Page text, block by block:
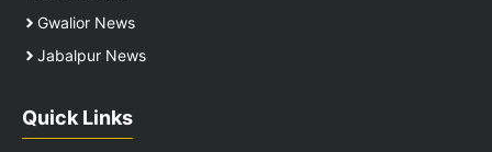
Gwalior News
Jabalpur News
Quick Links